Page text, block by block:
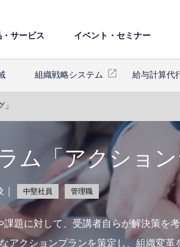
サービス イベント・セミナー
組織戦略システム 給与計算代
ム「アクション
中堅社員 管理職
題に対して、受講者自らが解決策を考
アクションプランを策定し、組織変革